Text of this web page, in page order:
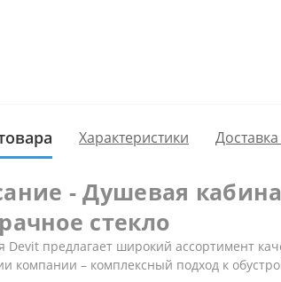
Характеристики
- Душевая
стекло
Devit предлагает широкий ассортимент
компании – комплексный подход к